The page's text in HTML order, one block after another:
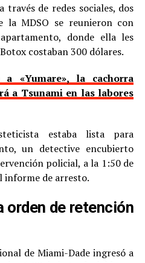
de redes sociales, dos
la MDSO se reunieron con
donde ella les
costaban 300 dólares.
a «Yumare», la cachorra
a Tsunami en las labores
estaba lista para
un detective encubierto
policial, a la 1:50 de
informe de arresto.
orden de retención
de Miami-Dade ingresó a